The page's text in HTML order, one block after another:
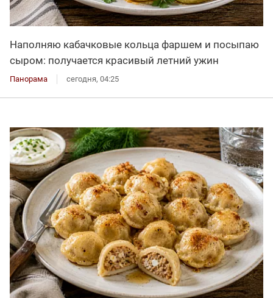
Наполняю кабачковые кольца фаршем и посыпаю
сыром: получается красивый летний ужин
Панорама сегодня, 04:25